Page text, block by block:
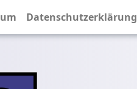
Datenschutzerklärung